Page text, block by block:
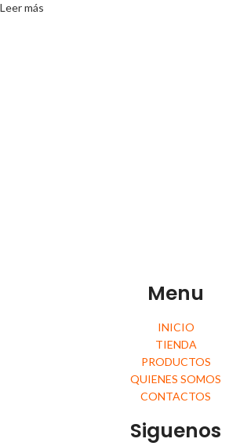
Leer más
Menu
INICIO
TIENDA
PRODUCTOS
QUIENES SOMOS
CONTACTOS
Siguenos